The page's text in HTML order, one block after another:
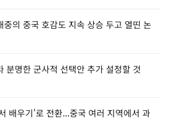
중의 중국 호감도 지속 상승 두고 열띤 논
분명한 군사적 선택안 추가 설정할 것
배우기'로 전환...중국 여러 지역에서 과